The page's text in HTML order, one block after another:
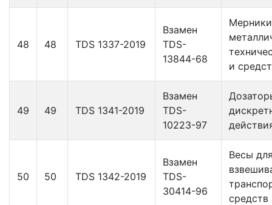
48 48 TDS 1337-2019
Взамен
TDS-
13844-68
Мерники
и
49 49 TDS 1341-2019
Взамен
TDS-
10223-97
50 50 TDS 1342-2019
Взамен
TDS-
30414-96
Весы